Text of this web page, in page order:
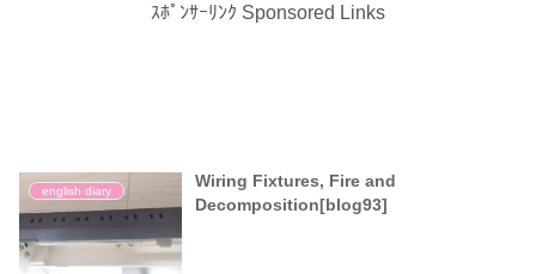
ｽﾎﾟﾝｻｰﾘﾝｸ Sponsored Links
english diary
Wiring Fixtures, Fire and
Decomposition[blog93]